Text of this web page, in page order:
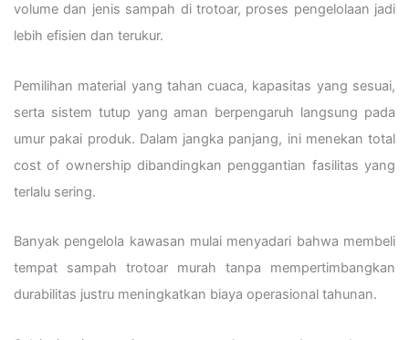
volume dan jenis sampah di trotoar, proses pengelolaan jadi
lebih efisien dan terukur.
Pemilihan material yang tahan cuaca, kapasitas yang sesuai,
serta sistem tutup yang aman berpengaruh langsung pada
umur pakai produk. Dalam jangka panjang, ini menekan total
cost of ownership dibandingkan penggantian fasilitas yang
terlalu sering.
Banyak pengelola kawasan mulai menyadari bahwa membeli
tempat sampah trotoar murah tanpa mempertimbangkan
durabilitas justru meningkatkan biaya operasional tahunan.